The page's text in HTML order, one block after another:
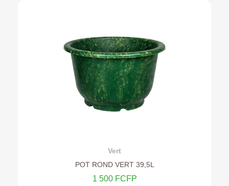
Ajouter au devis
Vert
POT ROND VERT 39,5L
1 500 FCFP